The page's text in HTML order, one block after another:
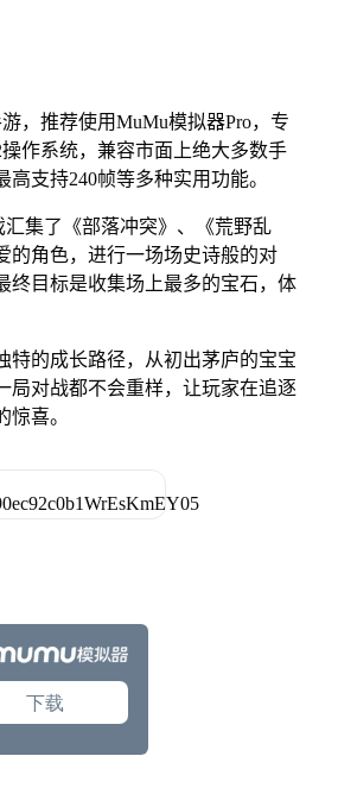
，推荐使用MuMu模拟器Pro，专
作系统，兼容市面上绝大多数手
支持240帧等多种实用功能。
集了《部落冲突》、《荒野乱
的角色，进行一场场史诗般的对
终目标是收集场上最多的宝石，体
特的成长路径，从初出茅庐的宝宝
局对战都不会重样，让玩家在追逐
喜。